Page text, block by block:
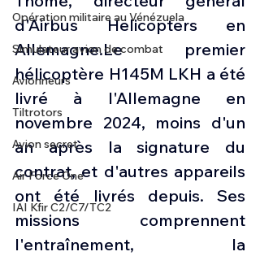
Opération militaire au Vénézuela
Simulateur avion de combat
Avionneurs
Tiltrotors
Avion secret
Air Force One
IAI Kfir C2/C7/TC2
d'Airbus Helicopters en
Allemagne.Le premier
hélicoptère H145M LKH a été
livré à l'Allemagne en
novembre 2024, moins d'un
an après la signature du
contrat, et d'autres appareils
ont été livrés depuis. Ses
missions comprennent
l'entraînement, la